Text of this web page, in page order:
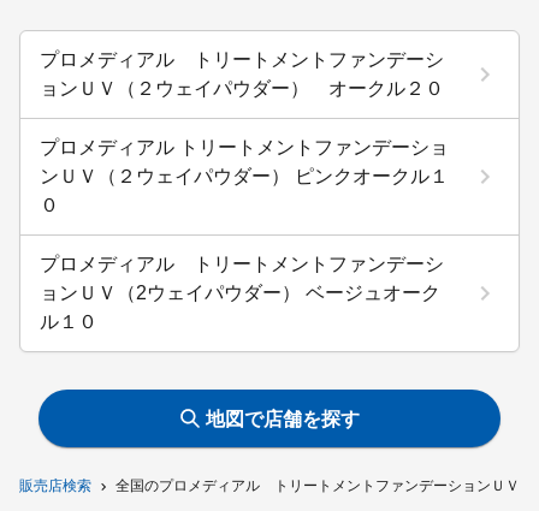
販売店検索 全国のプロメディアル トリートメントファンデーションＵＶ
プロメディアル トリートメントファンデーシ
ョンＵＶ（２ウェイパウダー） オークル２０
プロメディアル トリートメントファンデーショ
ンＵＶ（２ウェイパウダー） ピンクオークル１
０
プロメディアル トリートメントファンデーシ
ョンＵＶ（2ウェイパウダー） ベージュオーク
ル１０
地図で店舗を探す